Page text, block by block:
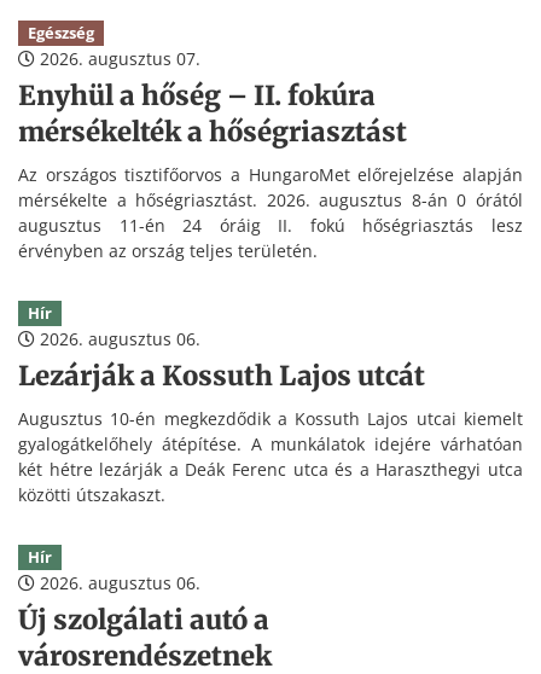
Egészség
2026. augusztus 07.
Enyhül a hőség – II. fokúra
mérsékelték a hőségriasztást
Az országos tisztifőorvos a HungaroMet előrejelzése alapján
mérsékelte a hőségriasztást. 2026. augusztus 8-án 0 órától
augusztus 11-én 24 óráig II. fokú hőségriasztás lesz
érvényben az ország teljes területén.
Hír
2026. augusztus 06.
Lezárják a Kossuth Lajos utcát
Augusztus 10-én megkezdődik a Kossuth Lajos utcai kiemelt
gyalogátkelőhely átépítése. A munkálatok idejére várhatóan
két hétre lezárják a Deák Ferenc utca és a Haraszthegyi utca
közötti útszakaszt.
Hír
2026. augusztus 06.
Új szolgálati autó a
városrendészetnek